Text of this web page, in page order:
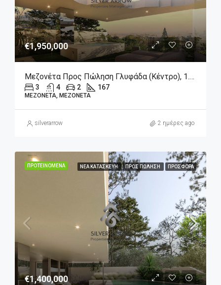
€1,950,000
Μεζονέτα Προς Πώληση Γλυφάδα (Κέντρο), 1.950.000€, 167 Τ.μ.
3 4 2 167
ΜΕΖΟΝΈΤΑ, ΜΕΖΟΝΈΤΑ
silverarrow 2 ημέρες ago
ΠΡΟΤΕΙΝΌΜΕΝΑ ΝΈΑ ΚΑΤΑΣΚΕΥΉ ΠΡΟΣ ΠΏΛΗΣΗ ΠΡΟΣΦΟΡΆ
€1,400,000